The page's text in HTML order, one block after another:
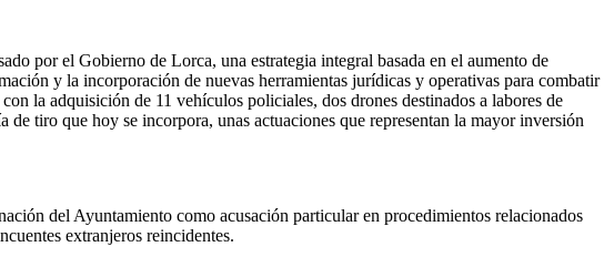
por el Gobierno de Lorca, una estrategia integral basada en el aumento de
y la incorporación de nuevas herramientas jurídicas y operativas para combatir
la adquisición de 11 vehículos policiales, dos drones destinados a labores de
tiro que hoy se incorpora, unas actuaciones que representan la mayor inversión
del Ayuntamiento como acusación particular en procedimientos relacionados
extranjeros reincidentes.